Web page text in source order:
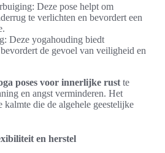
Deze pose helpt om
te verlichten en bevordert een
Deze yogahouding biedt
de gevoel van veiligheid en
poses voor innerlijke rust te
en angst verminderen. Het
kalmte die de algehele geestelijke
en herstel